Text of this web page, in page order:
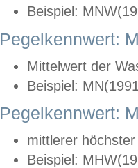
Beispiel:
Pegelkennwert:
Mittelwert der
Beispiel:
Pegelkennwert:
mittlerer
Beispiel: